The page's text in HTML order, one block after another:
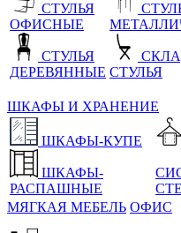
СТУЛЬЯ
ОФИСНЫЕ
СТУЛЬЯ
ДЕРЕВЯННЫЕ СТУЛЬЯ
ШКАФЫ И ХРАНЕНИЕ
ШКАФЫ-КУПЕ
ШКАФЫ-
РАСПАШНЫЕ
МЯГКАЯ МЕБЕЛЬ ОФИС